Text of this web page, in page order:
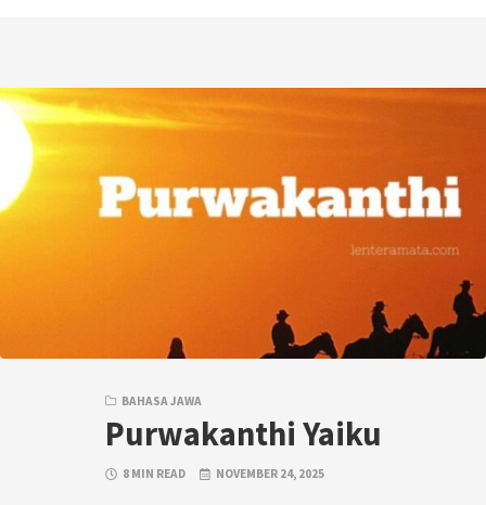
BAHASA JAWA
Purwakanthi Yaiku
8 MIN READ NOVEMBER 24, 2025